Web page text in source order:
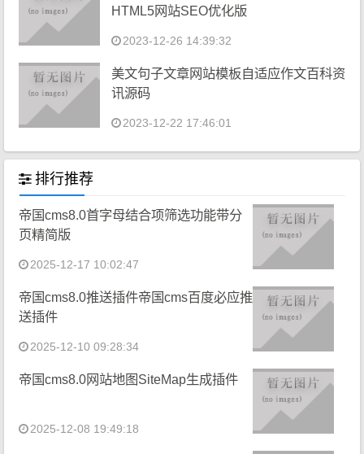
HTML5网站SEO优化版
2023-12-26 14:39:32
美文句子文章网站模板自适应作文百科资
讯源码
2023-12-22 17:46:01
排行推荐
帝国cms8.0首字母结合项筛选功能带分
页精简版
2025-12-17 10:02:47
帝国cms8.0推送插件帝国cms百度必应推
送插件
2025-12-10 09:28:34
帝国cms8.0网站地图SiteMap生成插件
2025-12-08 19:49:18